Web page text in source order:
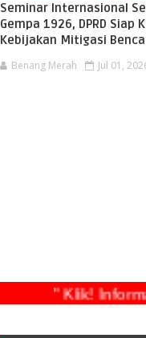
Seminar Internasional
Gempa 1926, DPRD Siap
Kebijakan Mitigasi
Benang Merah Jul 01,
" Klik!